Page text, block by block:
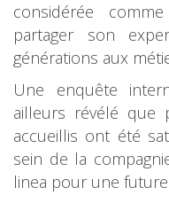
considérée
partager son
générations aux
Une enquête
ailleurs révélé que
accueillis ont été
sein de la
linea pour une